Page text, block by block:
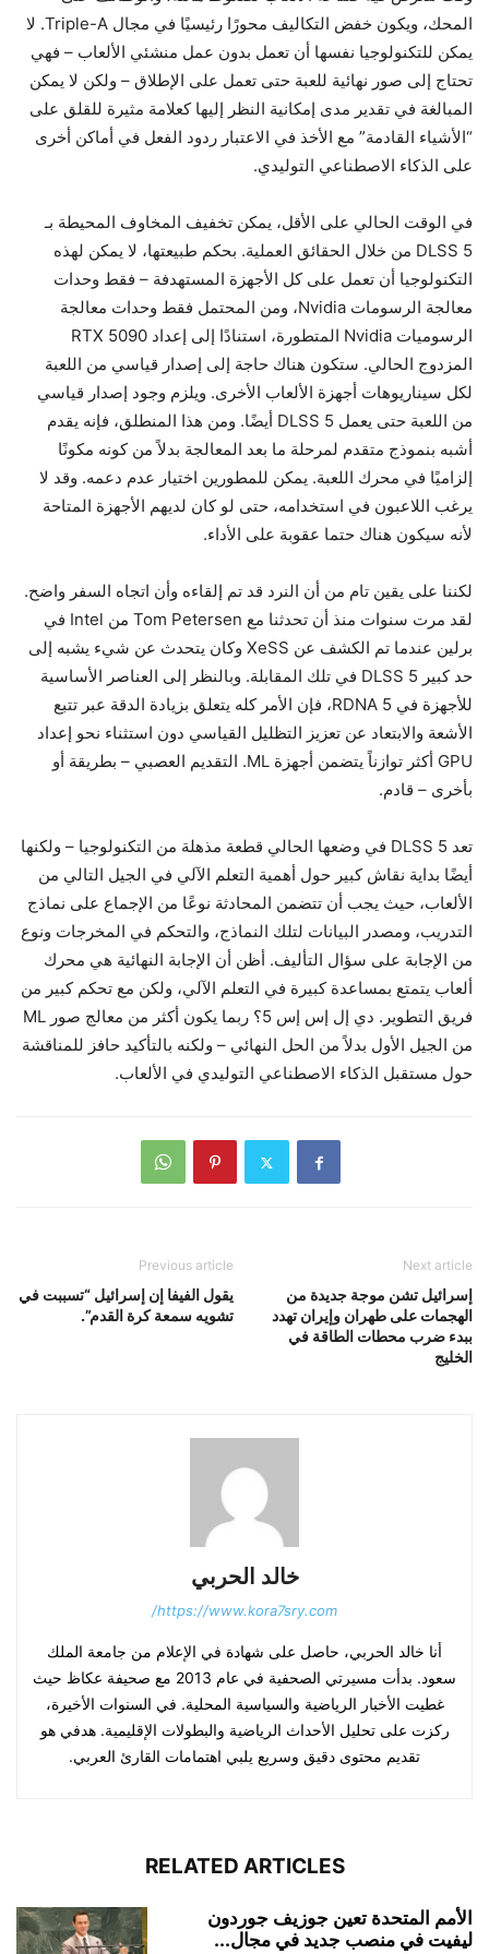
المحك، ويكون خفض التكاليف محورًا رئيسيًا في مجال Triple-A. لا
يمكن للتكنولوجيا نفسها أن تعمل بدون عمل منشئي الألعاب – فهي
تحتاج إلى صور نهائية للعبة حتى تعمل على الإطلاق – ولكن لا يمكن
المبالغة في تقدير مدى إمكانية النظر إليها كعلامة مثيرة للقلق على
“الأشياء القادمة” مع الأخذ في الاعتبار ردود الفعل في أماكن أخرى
على الذكاء الاصطناعي التوليدي.
في الوقت الحالي على الأقل، يمكن تخفيف المخاوف المحيطة بـ
DLSS 5 من خلال الحقائق العملية. بحكم طبيعتها، لا يمكن لهذه
التكنولوجيا أن تعمل على كل الأجهزة المستهدفة – فقط وحدات
معالجة الرسومات Nvidia، ومن المحتمل فقط وحدات معالجة
الرسوميات Nvidia المتطورة، استنادًا إلى إعداد RTX 5090
المزدوج الحالي. ستكون هناك حاجة إلى إصدار قياسي من اللعبة
لكل سيناريوهات أجهزة الألعاب الأخرى. ويلزم وجود إصدار قياسي
من اللعبة حتى يعمل DLSS 5 أيضًا. ومن هذا المنطلق، فإنه يقدم
أشبه بنموذج متقدم لمرحلة ما بعد المعالجة بدلاً من كونه مكونًا
إلزاميًا في محرك اللعبة. يمكن للمطورين اختيار عدم دعمه. وقد لا
يرغب اللاعبون في استخدامه، حتى لو كان لديهم الأجهزة المتاحة
لأنه سيكون هناك حتما عقوبة على الأداء.
لكننا على يقين تام من أن النرد قد تم إلقاءه وأن اتجاه السفر واضح.
لقد مرت سنوات منذ أن تحدثنا مع Tom Petersen من Intel في
برلين عندما تم الكشف عن XeSS وكان يتحدث عن شيء يشبه إلى
حد كبير DLSS 5 في تلك المقابلة. وبالنظر إلى العناصر الأساسية
للأجهزة في RDNA 5، فإن الأمر كله يتعلق بزيادة الدقة عبر تتبع
الأشعة والابتعاد عن تعزيز التظليل القياسي دون استثناء نحو إعداد
GPU أكثر توازناً يتضمن أجهزة ML. التقديم العصبي – بطريقة أو
بأخرى – قادم.
تعد DLSS 5 في وضعها الحالي قطعة مذهلة من التكنولوجيا – ولكنها
أيضًا بداية نقاش كبير حول أهمية التعلم الآلي في الجيل التالي من
الألعاب، حيث يجب أن تتضمن المحادثة نوعًا من الإجماع على نماذج
التدريب، ومصدر البيانات لتلك النماذج، والتحكم في المخرجات ونوع
من الإجابة على سؤال التأليف. أظن أن الإجابة النهائية هي محرك
ألعاب يتمتع بمساعدة كبيرة في التعلم الآلي، ولكن مع تحكم كبير من
فريق التطوير. دي إل إس إس 5؟ ربما يكون أكثر من معالج صور ML
من الجيل الأول بدلاً من الحل النهائي – ولكنه بالتأكيد حافز للمناقشة
حول مستقبل الذكاء الاصطناعي التوليدي في الألعاب.
Previous article
يقول الفيفا إن إسرائيل “تسببت في
تشويه سمعة كرة القدم”.
Next article
إسرائيل تشن موجة جديدة من
الهجمات على طهران وإيران تهدد
ببدء ضرب محطات الطاقة في
الخليج
خالد الحربي
https://www.kora7sry.com/
أنا خالد الحربي، حاصل على شهادة في الإعلام من جامعة الملك
سعود. بدأت مسيرتي الصحفية في عام 2013 مع صحيفة عكاظ حيث
غطيت الأخبار الرياضية والسياسية المحلية. في السنوات الأخيرة،
ركزت على تحليل الأحداث الرياضية والبطولات الإقليمية. هدفي هو
تقديم محتوى دقيق وسريع يلبي اهتمامات القارئ العربي.
RELATED ARTICLES
الأمم المتحدة تعين جوزيف جوردون
ليفيت في منصب جديد في مجال...